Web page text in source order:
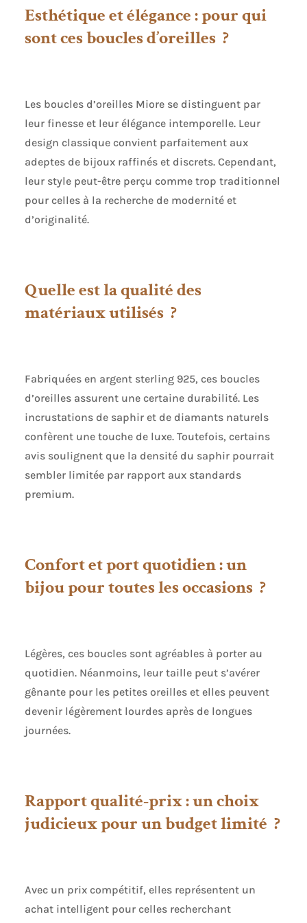
magnifiques clous
d'oreilles en Argent
contient 92,5%
d'argent pur. Leur
design classique et
intemporel les
rendent parfaits à
porter au quotidien
et en toute
Les diamants sont
authentiques et
pierres précieuses
peuvent légèrement
varier car produit à
la main BOÎTE
CADEAU DE LUXE:
vos boucles
d'oreilles Miore sont
soigneusement
emballées dans
d'authenticité. Ce
coffret cadeau de
haute qualité est
idéal pour
surprendre votre
fille, épouse, amie,
fiancée ou toute
mères, un jubilé ou
toute autre
occasion.
Esthétique et élégance : pour qui
sont ces boucles d’oreilles ?
Les boucles d’oreilles Miore se distinguent par
leur finesse et leur élégance intemporelle. Leur
design classique convient parfaitement aux
adeptes de bijoux raffinés et discrets. Cependant,
leur style peut-être perçu comme trop traditionnel
pour celles à la recherche de modernité et
d’originalité.
Quelle est la qualité des
matériaux utilisés ?
Fabriquées en argent sterling 925, ces boucles
d’oreilles assurent une certaine durabilité. Les
incrustations de saphir et de diamants naturels
confèrent une touche de luxe. Toutefois, certains
avis soulignent que la densité du saphir pourrait
sembler limitée par rapport aux standards
premium.
Confort et port quotidien : un
bijou pour toutes les occasions ?
Légères, ces boucles sont agréables à porter au
quotidien. Néanmoins, leur taille peut s’avérer
gênante pour les petites oreilles et elles peuvent
devenir légèrement lourdes après de longues
journées.
Rapport qualité-prix : un choix
judicieux pour un budget limité ?
Avec un prix compétitif, elles représentent un
achat intelligent pour celles recherchant